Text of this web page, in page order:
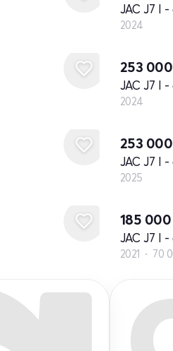
JAC J7 I
2024
253
JAC J7 I
2024
253
JAC J7 I
2025
185
JAC J7 I
2021 70